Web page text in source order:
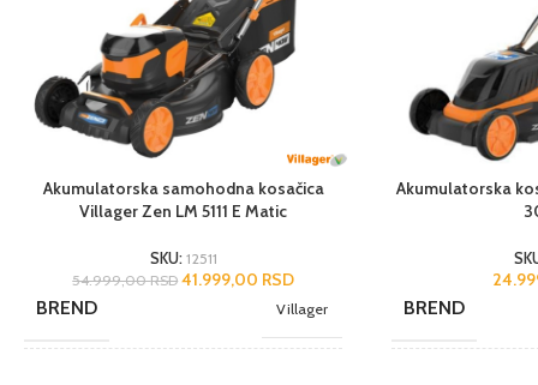
Akumulatorska samohodna kosačica
Villager Zen LM 5111 E Matic
SKU: 12511
54.999,00RSD 41.999,00 RSD
BREND Villager
Akumulatorska
BREND